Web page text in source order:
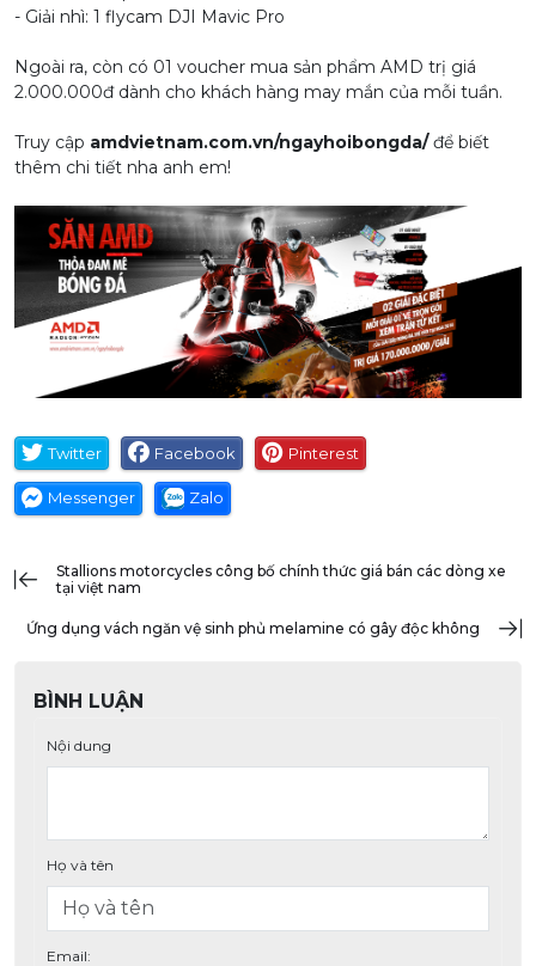
- Giải nhì: 1 flycam DJI Mavic Pro
Ngoài ra, còn có 01 voucher mua sản phẩm AMD trị giá
2.000.000đ dành cho khách hàng may mắn của mỗi tuần.
Truy cập amdvietnam.com.vn/ngayhoibongda/để biết
thêm chi tiết nha anh em!
Twitter Facebook Pinterest
Messenger Zalo
stallions motorcycles công bố chính thức giá bán các dòng xe
tại việt nam
ứng dụng vách ngăn vệ sinh phủ melamine có gây độc không
BÌNH LUẬN
Nội dung
Họ và tên
Email: